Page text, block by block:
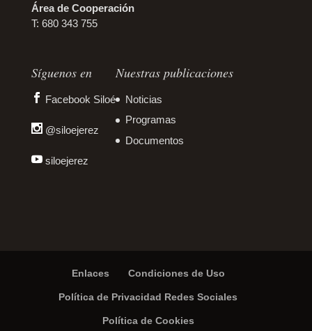
Área de Cooperación
T: 680 343 755
Síguenos en
Facebook Siloé
@siloejerez
siloejerez
Nuestras publicaciones
Noticias
Programas
Documentos
Enlaces Condiciones de Uso
Política de Privacidad Redes Sociales
Política de Cookies